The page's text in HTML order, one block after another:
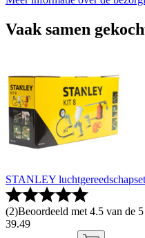
Vaak samen
STANLEY
(2)Beoordeeld met 4.5 van de
39.49